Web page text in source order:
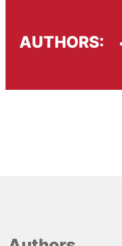
AUTHORS: